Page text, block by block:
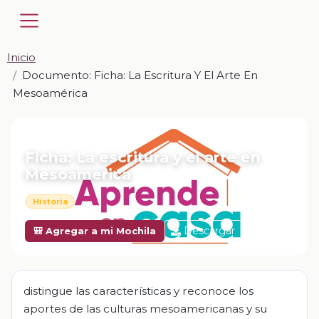
Inicio
Documento: Ficha: La Escritura Y El Arte En
Mesoamérica
Ficha: La escritura y el arte en
Mesoamérica
Historia
🎒 Agregar a mi Mochila Descargar
distingue las características y reconoce los
aportes de las culturas mesoamericanas y su